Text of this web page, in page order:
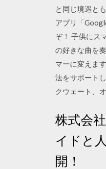
と同じ境遇と
アプリ「
ぞ！ 子供にス
の好きな曲を
マーに変えま
法をサポート
クウェート、
株式会
イドと
開！